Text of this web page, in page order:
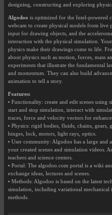
designing, constructing and exploring
Algodoo is optimized for the Intel-powered
webcam to create physical models from live
input for drawing objects, and the
interaction with the physical simulation.
physics make their drawings come to life.
about physics such as motion, forces, mass
experiments that illustrate the fundamental
and momentum. They can also build
animation to tell a story.
Features:
• Functionality: create and edit scenes using
start and stop simulation, interact with
traces, force and velocity vectors for
• Physics: rigid bodies, fluids, chains,
hinges, lock, motors, light rays, optics.
• User community: Algodoo has a large and
your created scenes and simulation videos.
teachers and science centers.
• Portal: The algodoo.com portal is a wiki
exchange ideas, lectures and scenes.
• Methods: Algodoo is based on the latest
simulation, including variational mechanical
methods.